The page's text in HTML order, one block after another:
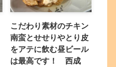
こだわり素材のチキン
南蛮とせせりやとり皮
をアテに飲む昼ビール
は最高です！ 西成